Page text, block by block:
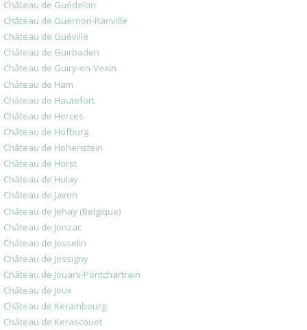
Château de Guédelon
Château de Guernon-Ranville
Château de Guéville
Château de Guirbaden
Château de Guiry-en-Vexin
Château de Ham
Château de Hautefort
Château de Herces
Château de Hofburg
Château de Hohenstein
Château de Horst
Château de Hulay
Château de Javon
Château de Jehay (Belgique)
Château de Jonzac
Château de Josselin
Château de Jossigny
Château de Jouars-Pontchartrain
Château de Joux
Château de Kerambourg
Château de Kerascouet